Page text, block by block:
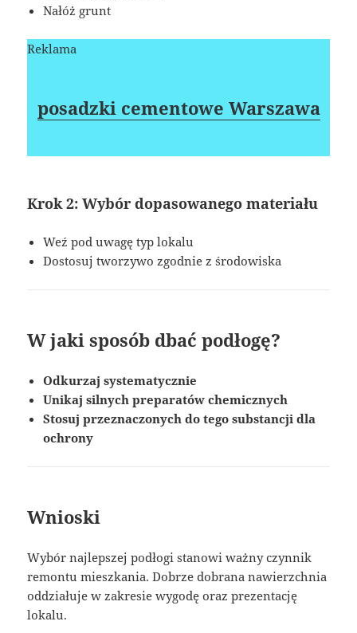
Nałóż grunt
Reklama
posadzki cementowe Warszawa
Krok 2: Wybór dopasowanego materiału
Weź pod uwagę typ lokalu
Dostosuj tworzywo zgodnie z środowiska
W jaki sposób dbać podłogę?
Odkurzaj systematycznie
Unikaj silnych preparatów chemicznych
Stosuj przeznaczonych do tego substancji dla
ochrony
Wnioski
Wybór najlepszej podłogi stanowi ważny czynnik
remontu mieszkania. Dobrze dobrana nawierzchnia
oddziałuje w zakresie wygodę oraz prezentację
lokalu.